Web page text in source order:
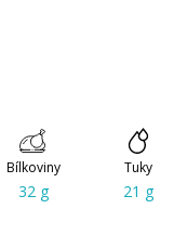
Bílkoviny
32 g
Tuky
21 g